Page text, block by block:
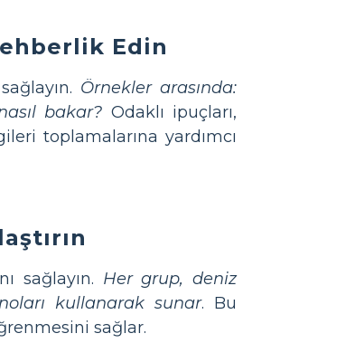
Edin
Örnekler arasında:
bakar? Odaklı ipuçları,
toplamalarına yardımcı
sağlayın. Her grup, deniz
kullanarak sunar. Bu
sağlar.